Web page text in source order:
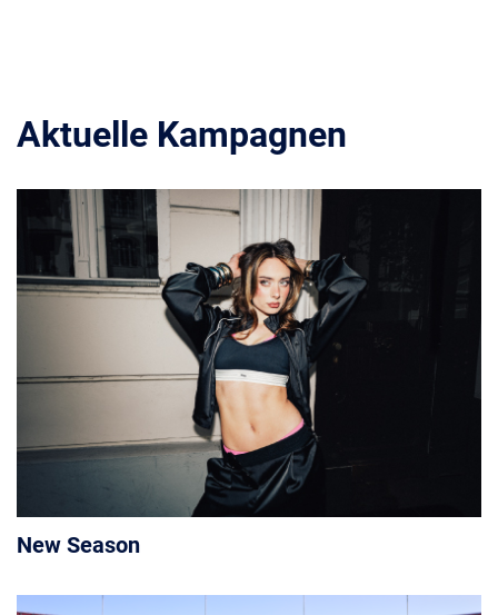
Aktuelle Kampagnen
New Season